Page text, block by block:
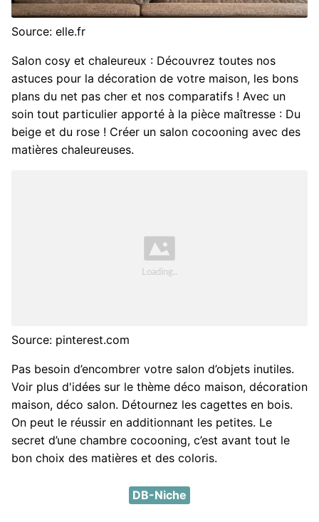
Source: elle.fr
Salon cosy et chaleureux : Découvrez toutes nos
astuces pour la décoration de votre maison, les bons
plans du net pas cher et nos comparatifs ! Avec un
soin tout particulier apporté à la pièce maîtresse : Du
beige et du rose ! Créer un salon cocooning avec des
matières chaleureuses.
Source: pinterest.com
Pas besoin d’encombrer votre salon d’objets inutiles.
Voir plus d'idées sur le thème déco maison, décoration
maison, déco salon. Détournez les cagettes en bois.
On peut le réussir en additionnant les petites. Le
secret d’une chambre cocooning, c’est avant tout le
bon choix des matières et des coloris.
DB-Niche